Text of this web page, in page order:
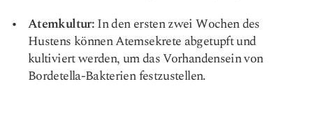
Atemkultur:In den ersten zwei Wochen des
Hustens können Atemsekrete abgetupft und
kultiviert werden, um das Vorhandensein von
Bordetella-Bakterien festzustellen.